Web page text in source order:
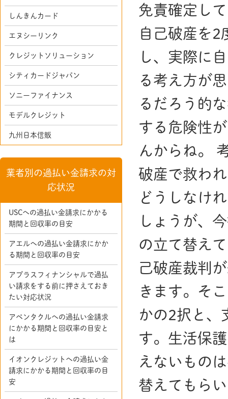
免責確定し
自己破産を2
し、実際に
る考え方が
るだろう的
する危険性
んからね。
破産で救わ
どうしなけ
しょうが、
の立て替え
己破産裁判
きます。そ
かの2択と、
す。生活保
えないもの
替えてもら
しんきんカード
エヌシーリンク
クレジットソリューション
シティカードジャパン
ソニーファイナンス
モデルクレジット
九州日本信販
業者別の過払い金請求の対
応状況
USCへの過払い金請求にかかる
期間と回収率の目安
アエルへの過払い金請求にかか
る期間と回収率の目安
アプラスフィナンシャルで過払
い請求をする前に押さえておき
たい対応状況
アペンタクルへの過払い金請求
にかかる期間と回収率の目安と
は
イオンクレジットへの過払い金
請求にかかる期間と回収率の目
安